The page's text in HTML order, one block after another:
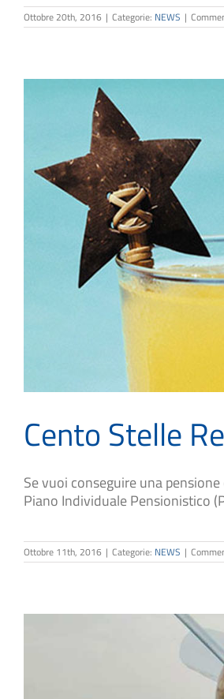
Ottobre 20th, 2016 | Categorie: NEWS |
Cento Stelle
Se vuoi conseguire una
Piano Individuale Pensionistico
Ottobre 11th, 2016 | Categorie: NEWS |